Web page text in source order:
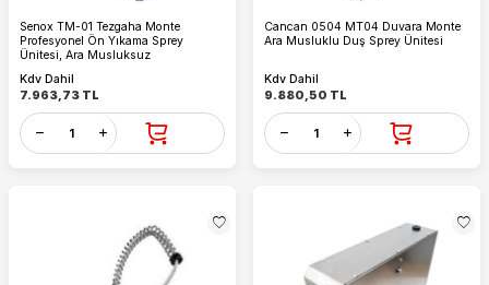
Senox TM-01 Tezgaha Monte
Profesyonel Ön Yıkama Sprey
Ünitesi, Ara Musluksuz
Kdv Dahil
7.963,73 TL
Cancan 0504 MT04 Duvara Monte
Ara Musluklu Duş Sprey Ünitesi
Kdv Dahil
9.880,50 TL